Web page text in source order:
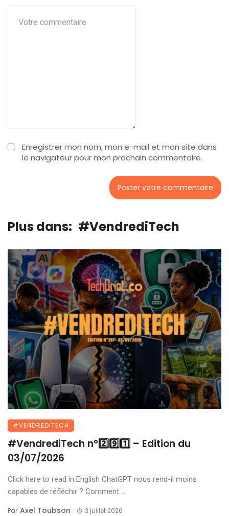
Enregistrer mon nom, mon e-mail et mon site dans
le navigateur pour mon prochain commentaire.
Plus dans: #VendrediTech
#VENDREDITECH
#VendrediTech n°2️⃣9️⃣1️⃣ – Edition du
03/07/2026
Click here to read in English ChatGPT nous rend-il moins
capables de réfléchir ? Comment ...
Par Axel Toubson 3 juillet 2026